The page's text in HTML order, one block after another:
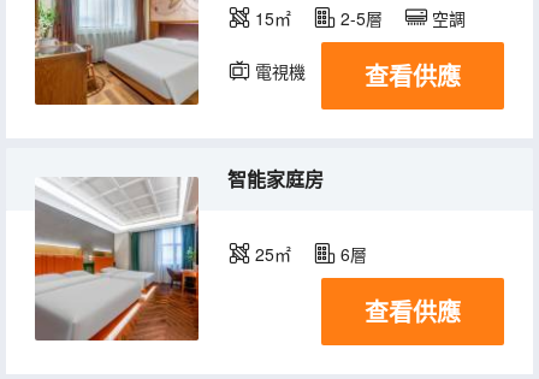
15㎡ 2-5層 空調
電視機 查看供應
智能家庭房
25㎡ 6層
查看供應